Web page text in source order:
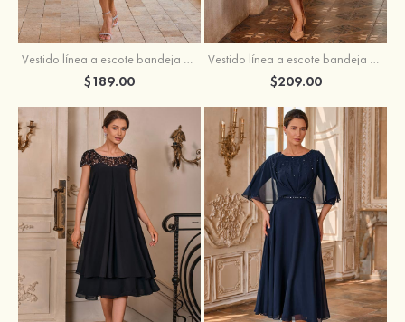
Vestido línea a escote bandeja gasa hasta la tibia vestido de madrina
$189.00
Vestido línea a escote bandeja gasa hasta la tibia vestido de madrina
$209.00